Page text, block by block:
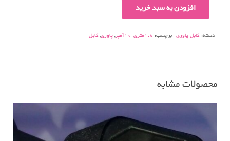
آمپری
افزودن به سبد خرید
دسته: کابل پاوری برچسب: 1.8متری , 10آمپر , پاوری, کابل
محصولات مشابه